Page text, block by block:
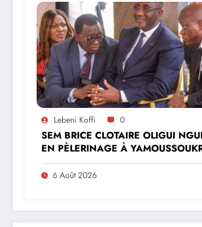
Lebeni Koffi 0
SEM BRICE CLOTAIRE OLIGUI
EN PÈLERINAGE À
MINISTRE PAULIN CLAUDE
PREND PART À LA CÉRÉMONIE
6 Août 2026